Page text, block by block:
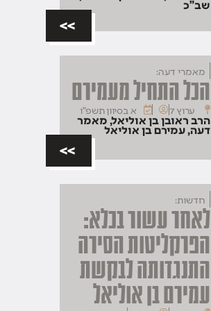
שב"כ
>>
מאמרי דעה:
הכל התחיל מעמירם
ערוץ 7 א בסיוון תשפ"ו
הרב ראובן בן אוליאל,מאמר
דעה,עמירם בן אוליאל
>>
חדשות:
לאחר עשור בכלא:
הפרקליטות הסירה
התנגדותה לבקשת
עמירם בן אוליאל